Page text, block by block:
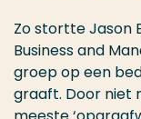
Zo stortte Jason
Business and
groep op een
graaft. Door niet